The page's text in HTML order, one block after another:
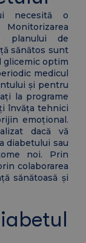
necesită o
planului de
sănătos sunt
optim
medicul
și pentru
la programe
învăța tehnici
emoțional.
dacă vă
diabetului sau
noi. Prin
colaborarea
sănătoasă și